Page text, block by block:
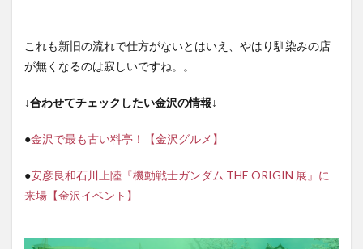
これも新旧の流れで仕方がないとはいえ、やはり馴染みの店
が無くなるのは寂しいですね。。
↓合わせてチェックしたい金沢の情報↓
●金沢で最も古い料亭！【金沢グルメ】
●安彦良和石川上陸『機動戦士ガンダム THE ORIGIN 展』に
来場【金沢イベント】